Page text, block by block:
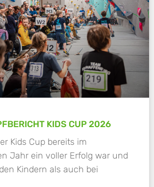
KIDS CUP 2026
Kids Cup bereits im
Jahr ein voller Erfolg war und
Kindern als auch bei